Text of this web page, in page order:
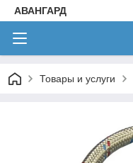
АВАНГАРД
Товары и услуги